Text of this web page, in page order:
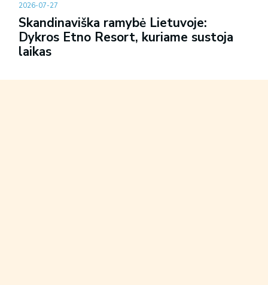
2026-07-27
Skandinaviška ramybė Lietuvoje:
Dykros Etno Resort, kuriame sustoja
laikas